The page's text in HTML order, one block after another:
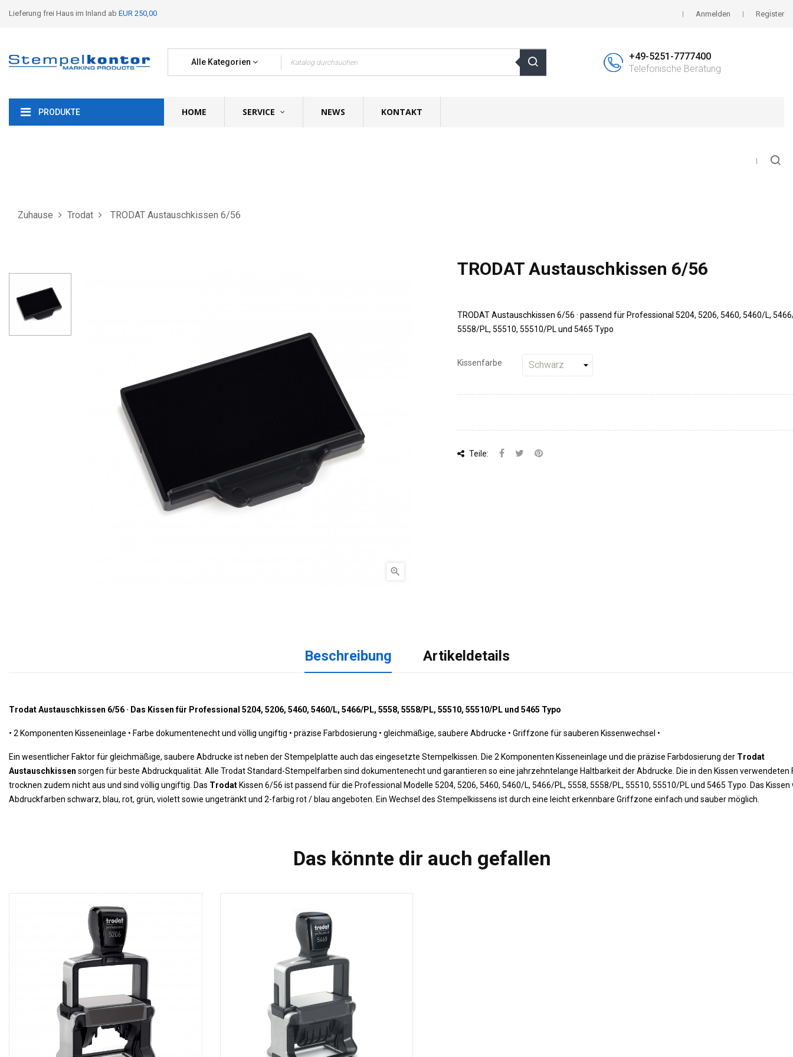
Lieferung frei Haus im Inland ab EUR 250,00 Anmelden Register
Alle Kategorien
+49-5251-7777400
Telefonische Beratung
PRODUKTE HOME SERVICE NEWS KONTAKT
Zuhause Trodat TRODAT Austauschkissen 6/56

TRODAT Austauschkissen 6/56
TRODAT Austauschkissen 6/56 · passend für Professional 5204, 5206, 5460, 5460/L,
5558/PL, 55510, 55510/PL und 5465 Typo
Kissenfarbe
Teile:
Beschreibung Artikeldetails
Trodat Austauschkissen 6/56 · Das Kissen für Professional 5204, 5206, 5460, 5460/L, 5466/PL, 5558, 5558/PL, 55510, 55510/PL und 5465 Typo
• 2 Komponenten Kisseneinlage • Farbe dokumentenecht und völlig ungiftig • präzise Farbdosierung • gleichmäßige, saubere Abdrucke • Griffzone für sauberen Kissenwechsel •
Ein wesentlicher Faktor für gleichmäßige, saubere Abdrucke ist neben der Stempelplatte auch das eingesetzte Stempelkissen. Die 2 Komponenten Kisseneinlage und die präzise Farbdosierung der Trodat
Austauschkissen sorgen für beste Abdruckqualität. Alle Trodat Standard-Stempelfarben sind dokumentenecht und garantieren so eine jahrzehntelange Haltbarkeit der Abdrucke. Die in den Kissen verwendeten
trocknen zudem nicht aus und sind völlig ungiftig. Das Trodat Kissen 6/56 ist passend für die Professional Modelle 5204, 5206, 5460, 5460/L, 5466/PL, 5558, 5558/PL, 55510, 55510/PL und 5465 Typo. Das Kissen
Abdruckfarben schwarz, blau, rot, grün, violett sowie ungetränkt und 2-farbig rot / blau angeboten. Ein Wechsel des Stempelkissens ist durch eine leicht erkennbare Griffzone einfach und sauber möglich.
Das könnte dir auch gefallen